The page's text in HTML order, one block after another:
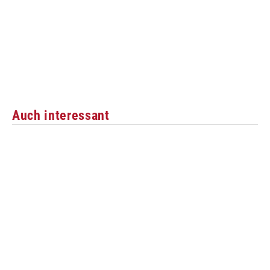
Auch interessant